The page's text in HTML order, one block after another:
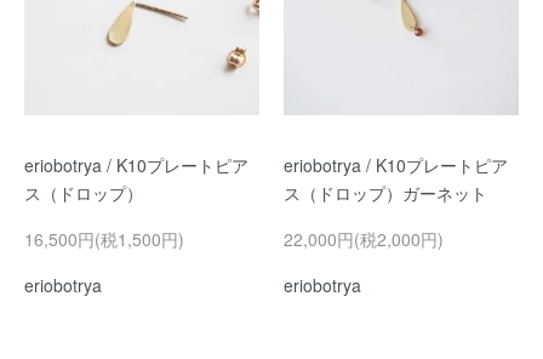
eriobotrya / K10プレートピア
ス（ドロップ）
16,500円(税1,500円)
eriobotrya
eriobotrya / K10プレートピア
ス（ドロップ）ガーネット
22,000円(税2,000円)
eriobotrya